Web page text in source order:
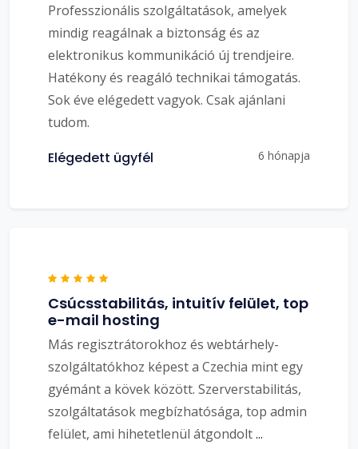
Professzionális szolgáltatások, amelyek
mindig reagálnak a biztonság és az
elektronikus kommunikáció új trendjeire.
Hatékony és reagáló technikai támogatás.
Sok éve elégedett vagyok. Csak ajánlani
tudom.
Elégedett ügyfél 6 hónapja
Csúcsstabilitás, intuitív felület, top
e-mail hosting
Más regisztrátorokhoz és webtárhely-
szolgáltatókhoz képest a Czechia mint egy
gyémánt a kövek között. Szerverstabilitás,
szolgáltatások megbízhatósága, top admin
felület, ami hihetetlenül átgondolt...